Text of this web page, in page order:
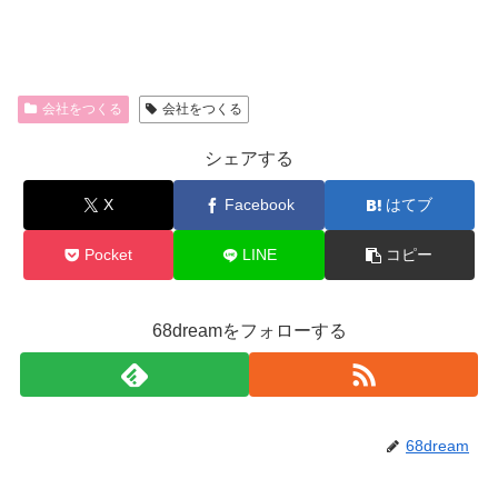
会社をつくる 会社をつくる
シェアする
X Facebook はてブ
Pocket LINE コピー
68dreamをフォローする
68dream